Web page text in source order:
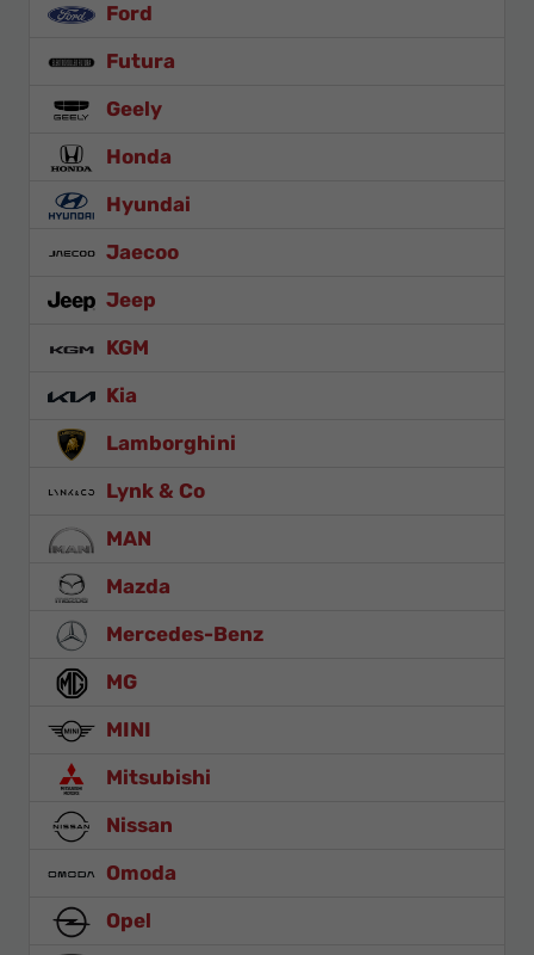
Ford
Futura
Geely
Honda
Hyundai
Jaecoo
Jeep
KGM
Kia
Lamborghini
Lynk & Co
MAN
Mazda
Mercedes-Benz
MG
MINI
Mitsubishi
Nissan
Omoda
Opel